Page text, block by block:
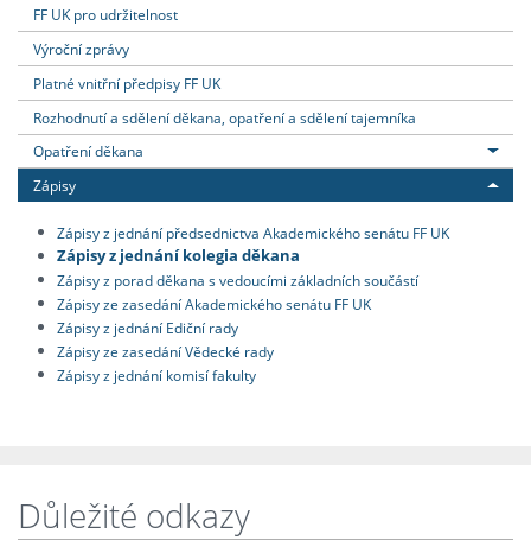
FF UK pro udržitelnost
Výroční zprávy
Platné vnitřní předpisy FF UK
Rozhodnutí a sdělení děkana, opatření a sdělení tajemníka
Opatření děkana
Zápisy
Zápisy z jednání předsednictva Akademického senátu FF UK
Zápisy z jednání kolegia děkana
Zápisy z porad děkana s vedoucími základních součástí
Zápisy ze zasedání Akademického senátu FF UK
Zápisy z jednání Ediční rady
Zápisy ze zasedání Vědecké rady
Zápisy z jednání komisí fakulty
Důležité odkazy